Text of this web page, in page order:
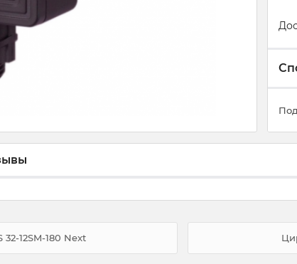
12SM-180 Next